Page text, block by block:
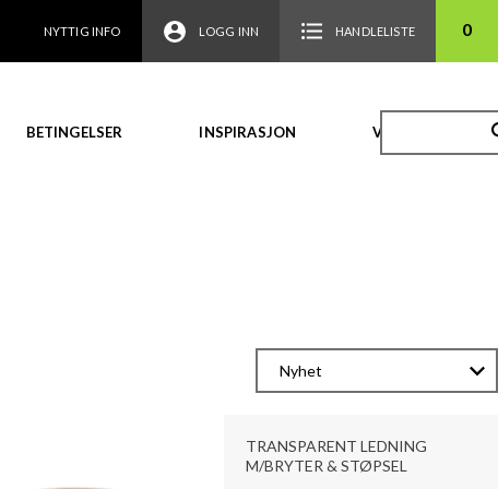
NYTTIG INFO LOGG INN HANDLELISTE 0
BETINGELSER INSPIRASJON VIDEO
TRANSPARENT LEDNING
M/BRYTER & STØPSEL